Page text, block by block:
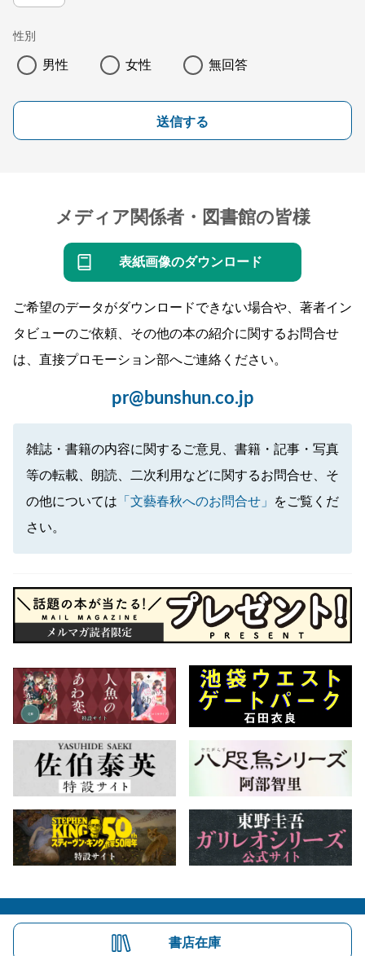
性別
男性 女性 無回答
送信する
メディア関係者・図書館の皆様
表紙画像のダウンロード
ご希望のデータがダウンロードできない場合や、著者イン
タビューのご依頼、その他の本の紹介に関するお問合せ
は、直接プロモーション部へご連絡ください。
pr@bunshun.co.jp
雑誌・書籍の内容に関するご意見、書籍・記事・写真
等の転載、朗読、二次利用などに関するお問合せ、そ
の他については 「文藝春秋へのお問合せ」
をご覧くだ
さい。
書店在庫
会社概要 自費出版のご案内 お問合せ
株式会社文藝春秋 文春オンライン Number Web